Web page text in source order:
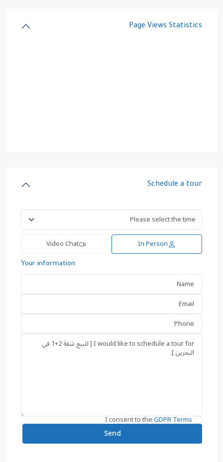
Page Views Statistics
Schedule a tour
In Person
Video Chat
Your information
I consent to theGDPR Terms